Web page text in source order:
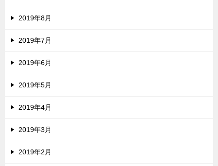
2019年8月
2019年7月
2019年6月
2019年5月
2019年4月
2019年3月
2019年2月